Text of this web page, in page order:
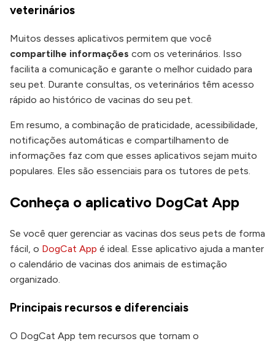
veterinários
Muitos desses aplicativos permitem que você
compartilhe informações com os veterinários. Isso
facilita a comunicação e garante o melhor cuidado para
seu pet. Durante consultas, os veterinários têm acesso
rápido ao histórico de vacinas do seu pet.
Em resumo, a combinação de praticidade, acessibilidade,
notificações automáticas e compartilhamento de
informações faz com que esses aplicativos sejam muito
populares. Eles são essenciais para os tutores de pets.
Conheça o aplicativo DogCat App
Se você quer gerenciar as vacinas dos seus pets de forma
fácil, o DogCat App é ideal. Esse aplicativo ajuda a manter
o calendário de vacinas dos animais de estimação
organizado.
Principais recursos e diferenciais
O DogCat App tem recursos que tornam o